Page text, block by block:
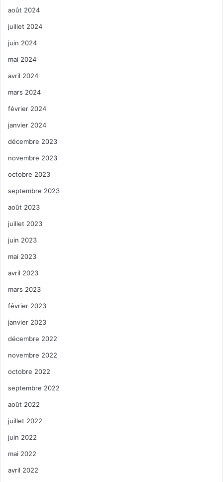
août 2024
juillet 2024
juin 2024
mai 2024
avril 2024
mars 2024
février 2024
janvier 2024
décembre 2023
novembre 2023
octobre 2023
septembre 2023
août 2023
juillet 2023
juin 2023
mai 2023
avril 2023
mars 2023
février 2023
janvier 2023
décembre 2022
novembre 2022
octobre 2022
septembre 2022
août 2022
juillet 2022
juin 2022
mai 2022
avril 2022